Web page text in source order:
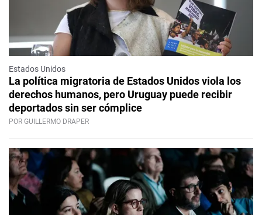
Estados Unidos
La política migratoria de Estados Unidos viola los
derechos humanos, pero Uruguay puede recibir
deportados sin ser cómplice
POR GUILLERMO DRAPER